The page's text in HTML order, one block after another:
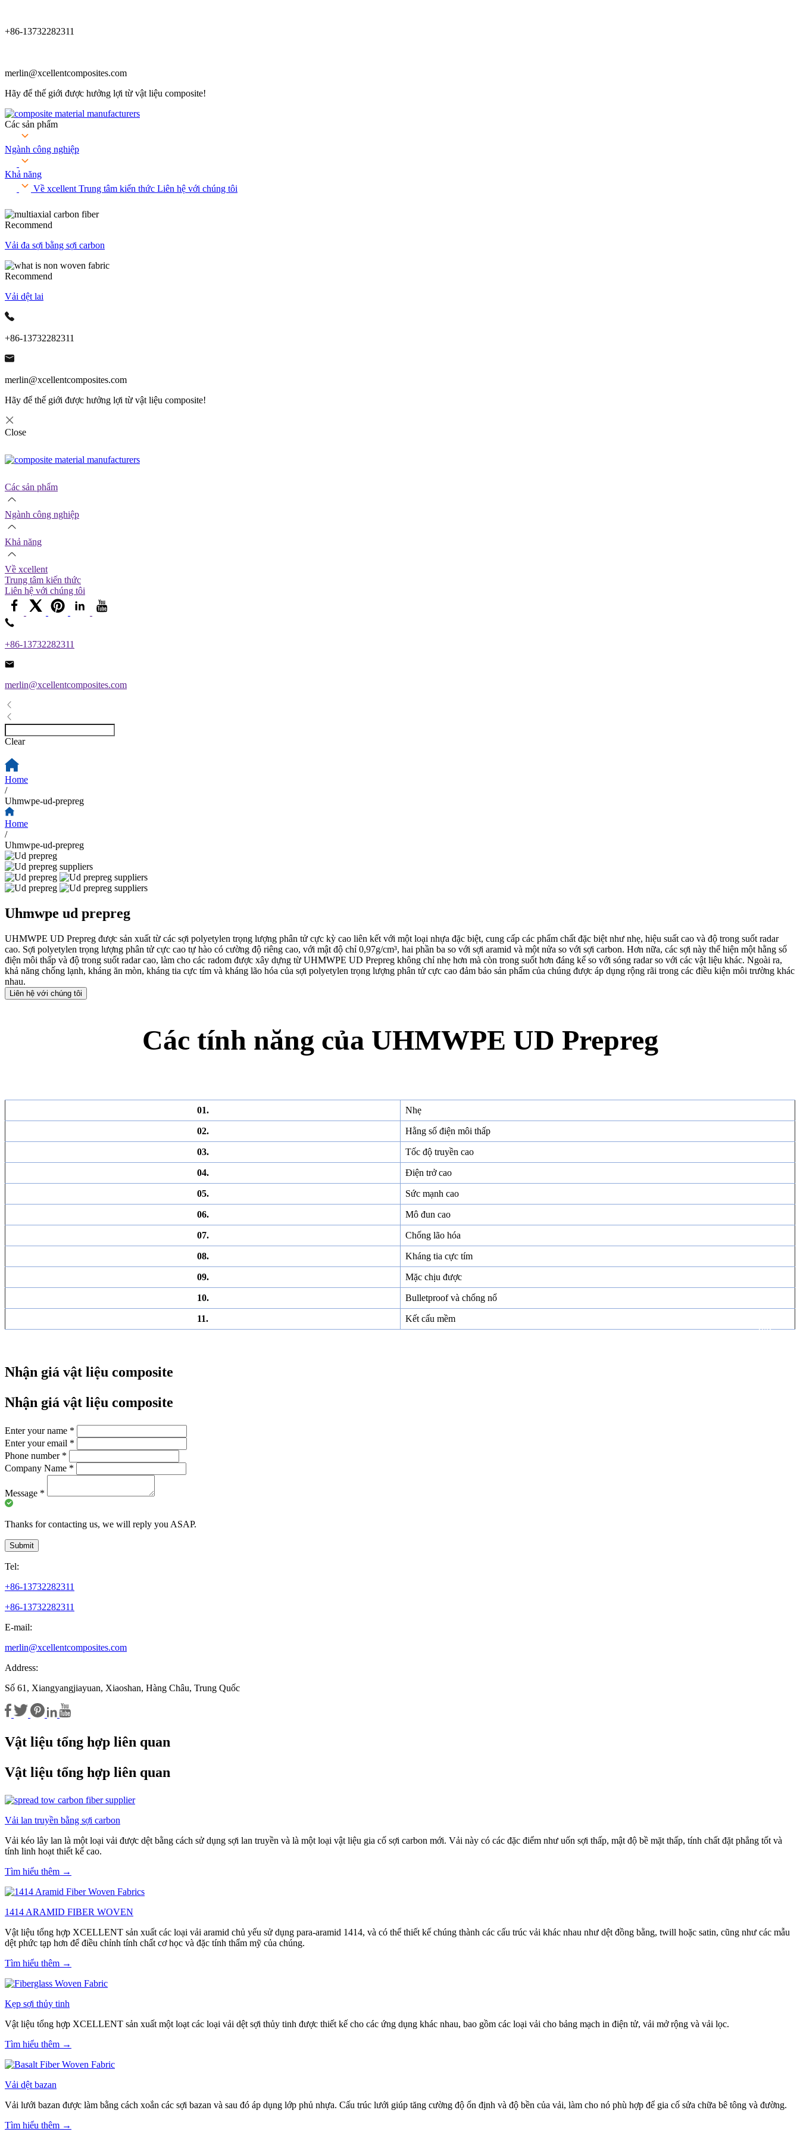
+86-13732282311
merlin@xcellentcomposites.com
Hãy để thế giới được hưởng lợi từ vật liệu composite!
Các sản phẩm
Ngành công nghiệp
Khả năng
Về xcellent Trung tâm kiến ​​thức Liên hệ với chúng tôi
Recommend
Vải đa sợi bằng sợi carbon
Recommend
Vải dệt lai
+86-13732282311
merlin@xcellentcomposites.com
Hãy để thế giới được hưởng lợi từ vật liệu composite!
Close
Các sản phẩm
Ngành công nghiệp
Khả năng
Về xcellent
Trung tâm kiến ​​thức
Liên hệ với chúng tôi
+86-13732282311
merlin@xcellentcomposites.com
Clear
Home
/
Uhmwpe-ud-prepreg
Home
/
Uhmwpe-ud-prepreg
Uhmwpe ud prepreg
UHMWPE UD Prepreg được sản xuất từ ​​các sợi polyetylen trọng lượng phân tử cực kỳ cao liên kết với một loại nhựa đặc biệt, cung cấp các phẩm chất đặc biệt như nhẹ, hiệu suất cao và độ trong suốt radar
cao. Sợi polyetylen trọng lượng phân tử cực cao tự hào có cường độ riêng cao, với mật độ chỉ 0,97g/cm³, hai phần ba so với sợi aramid và một nửa so với sợi carbon. Hơn nữa, các sợi này thể hiện một hằng số
điện môi thấp và độ trong suốt radar cao, làm cho các radom được xây dựng từ UHMWPE UD Prepreg không chỉ nhẹ hơn mà còn trong suốt hơn đáng kể so với sóng radar so với các vật liệu khác. Ngoài ra,
khả năng chống lạnh, kháng ăn mòn, kháng tia cực tím và kháng lão hóa của sợi polyetylen trọng lượng phân tử cực cao đảm bảo sản phẩm của chúng được áp dụng rộng rãi trong các điều kiện môi trường khác
nhau.
Liên hệ với chúng tôi
Các tính năng của UHMWPE UD Prepreg
01. Nhẹ
02. Hằng số điện môi thấp
03. Tốc độ truyền cao
04. Điện trở cao
05. Sức mạnh cao
06. Mô đun cao
07. Chống lão hóa
08. Kháng tia cực tím
09. Mặc chịu được
10. Bulletproof và chống nổ
11. Kết cấu mềm
Nhận giá vật liệu composite
Nhận giá vật liệu composite
Enter your name *
Enter your email *
Phone number *
Company Name *
Message *
Thanks for contacting us, we will reply you ASAP.
Submit
Tel:
+86-13732282311
+86-13732282311
E-mail:
merlin@xcellentcomposites.com
Address:
Số 61, Xiangyangjiayuan, Xiaoshan, Hàng Châu, Trung Quốc
Vật liệu tổng hợp liên quan
Vật liệu tổng hợp liên quan
Vải lan truyền bằng sợi carbon
Vải kéo lây lan là một loại vải được dệt bằng cách sử dụng sợi lan truyền và là một loại vật liệu gia cố sợi carbon mới. Vải này có các đặc điểm như uốn sợi thấp, mật độ bề mặt thấp, tính chất đặt phẳng tốt và
tính linh hoạt thiết kế cao.
Tìm hiểu thêm →
1414 ARAMID FIBER WOVEN
Vật liệu tổng hợp XCELLENT sản xuất các loại vải aramid chủ yếu sử dụng para-aramid 1414, và có thể thiết kế chúng thành các cấu trúc vải khác nhau như dệt đồng bằng, twill hoặc satin, cũng như các mẫu
dệt phức tạp hơn để điều chỉnh tính chất cơ học và đặc tính thẩm mỹ của chúng.
Tìm hiểu thêm →
Kẹp sợi thủy tinh
Vật liệu tổng hợp XCELLENT sản xuất một loạt các loại vải dệt sợi thủy tinh được thiết kế cho các ứng dụng khác nhau, bao gồm các loại vải cho bảng mạch in điện tử, vải mở rộng và vải lọc.
Tìm hiểu thêm →
Vải dệt bazan
Vải lưới bazan được làm bằng cách xoắn các sợi bazan và sau đó áp dụng lớp phủ nhựa. Cấu trúc lưới giúp tăng cường độ ổn định và độ bền của vải, làm cho nó phù hợp để gia cố sửa chữa bê tông và đường.
Tìm hiểu thêm →